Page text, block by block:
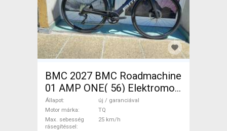
BMC 2027 BMC Roadmachine
01 AMP ONE( 56) Elektromos
Országúti / Gravel TQ új /
garanciával ELADÓ
Állapot
új / garanciával
Motor márka
TQ
Max. sebesség
rásegítéssel
25 km/h